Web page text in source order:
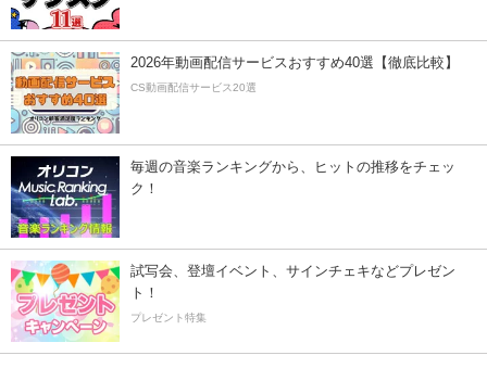
2026年動画配信サービスおすすめ40選【徹底比較】
CS動画配信サービス20選
毎週の音楽ランキングから、ヒットの推移をチェッ
ク！
試写会、登壇イベント、サインチェキなどプレゼン
ト！
プレゼント特集